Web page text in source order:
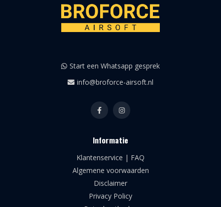
Start een Whatsapp gesprek
info@broforce-airsoft.nl
Informatie
Klantenservice | FAQ
Algemene voorwaarden
Disclaimer
Privacy Policy